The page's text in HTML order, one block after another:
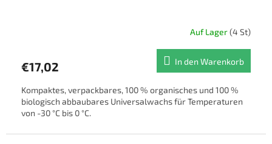
Auf Lager(4 St)
€17,02 In den Warenkorb
Kompaktes, verpackbares, 100 % organisches und 100 %
biologisch abbaubares Universalwachs für Temperaturen
von -30 °C bis 0 °C.